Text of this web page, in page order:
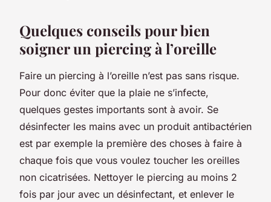
Quelques conseils pour bien
soigner un piercing à l’oreille
Faire un piercing à l’oreille n’est pas sans risque.
Pour donc éviter que la plaie ne s’infecte,
quelques gestes importants sont à avoir. Se
désinfecter les mains avec un produit antibactérien
est par exemple la première des choses à faire à
chaque fois que vous voulez toucher les oreilles
non cicatrisées. Nettoyer le piercing au moins 2
fois par jour avec un désinfectant, et enlever le